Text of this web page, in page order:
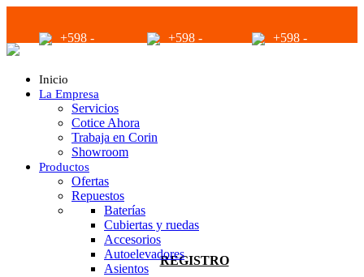
+598 -
2294 2040
+598 - +598 -
infoventas@corinrentup.com.uy
ACCEDER
REGISTRO
Inicio
La Empresa
Servicios
Cotice Ahora
Trabaja en Corin
Showroom
Productos
Ofertas
Repuestos
Baterías
Cubiertas y ruedas
Accesorios
Autoelevadores
Asientos